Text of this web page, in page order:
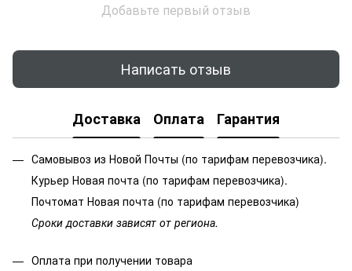
Добавьте первый отзыв
Написать отзыв
Доставка Оплата Гарантия
Самовывоз из Новой Почты (по тарифам перевозчика).
Курьер Новая почта (по тарифам перевозчика).
Почтомат Новая почта (по тарифам перевозчика)
Сроки доставки зависят от региона.
Оплата при получении товара